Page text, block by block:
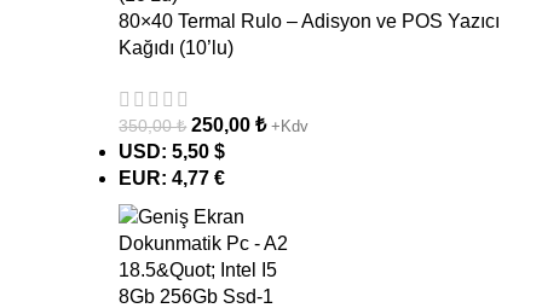
80×40 Termal Rulo – Adisyon ve POS Yazıcı
Kağıdı (10’lu)
350,00₺ 250,00₺ +Kdv
USD:5,50 $
EUR:4,77 €